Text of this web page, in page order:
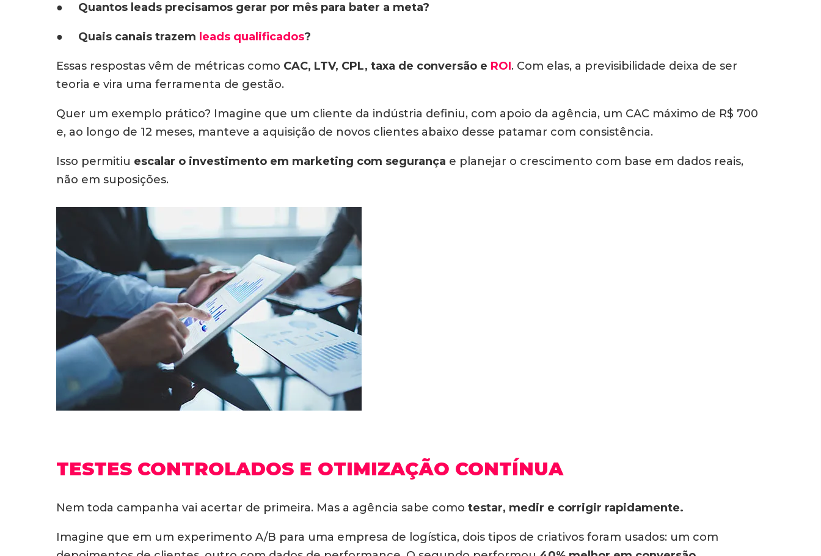
● Quantos leads precisamos gerar por mês para bater a meta?
● Quais canais trazem leads qualificados?
Essas respostas vêm de métricas como CAC, LTV, CPL, taxa de conversão e ROI. Com elas, a previsibilidade deixa de ser
teoria e vira uma ferramenta de gestão.
Quer um exemplo prático? Imagine que um cliente da indústria definiu, com apoio da agência, um CAC máximo de R$ 700
e, ao longo de 12 meses, manteve a aquisição de novos clientes abaixo desse patamar com consistência.
Isso permitiu escalar o investimento em marketing com segurança e planejar o crescimento com base em dados reais,
não em suposições.
TESTES CONTROLADOS E OTIMIZAÇÃO CONTÍNUA
Nem toda campanha vai acertar de primeira. Mas a agência sabe como testar, medir e corrigir rapidamente.
Imagine que em um experimento A/B para uma empresa de logística, dois tipos de criativos foram usados: um com